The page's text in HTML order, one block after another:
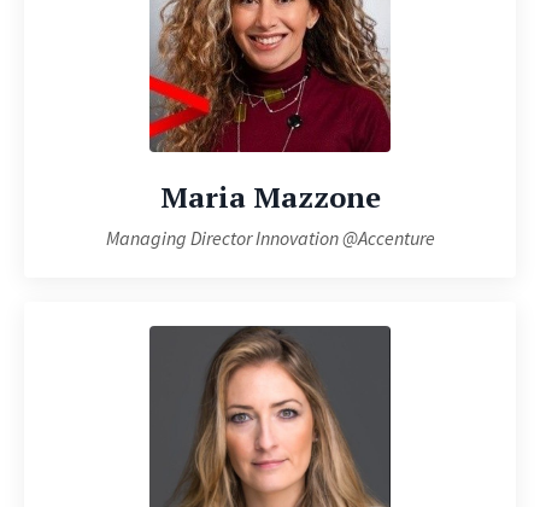
Maria Mazzone
Managing Director Innovation @Accenture